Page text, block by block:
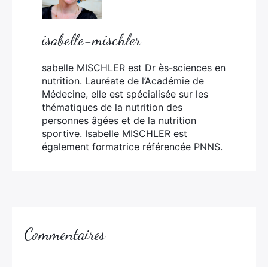
isabelle-mischler
sabelle MISCHLER est Dr ès-sciences en
nutrition. Lauréate de l’Académie de
Médecine, elle est spécialisée sur les
thématiques de la nutrition des
personnes âgées et de la nutrition
sportive. Isabelle MISCHLER est
également formatrice référencée PNNS.
Commentaires